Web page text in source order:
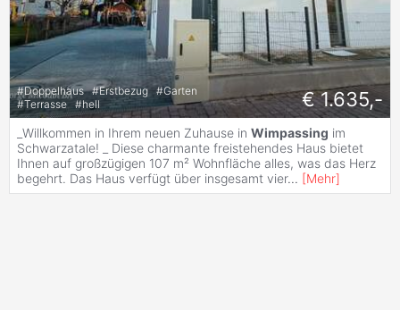
#Doppelhaus #Erstbezug #Garten
#Terrasse #hell € 1.635,-
_Willkommen in Ihrem neuen Zuhause in Wimpassing im
Schwarzatale! _ Diese charmante freistehendes Haus bietet
Ihnen auf großzügigen 107 m² Wohnfläche alles, was das Herz
begehrt. Das Haus verfügt über insgesamt vier... [Mehr]